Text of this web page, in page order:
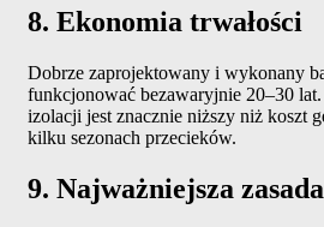
8. Ekonomia trwałości
Dobrze zaprojektowany i wykonany
funkcjonować bezawaryjnie 20–30
izolacji jest znacznie niższy niż koszt
kilku sezonach przecieków.
9. Najważniejsza zasada